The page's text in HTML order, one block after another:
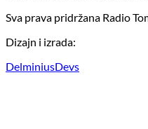
Sva prava pridržana Radio
Dizajn i izrada:
DelminiusDevs